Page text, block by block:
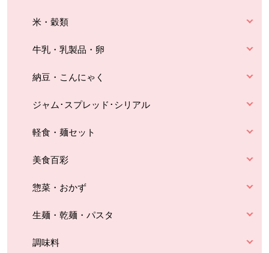
米・穀類
牛乳・乳製品・卵
納豆・こんにゃく
ジャム･スプレッド･シリアル
軽食・麺セット
美食百彩
惣菜・おかず
生麺・乾麺・パスタ
調味料